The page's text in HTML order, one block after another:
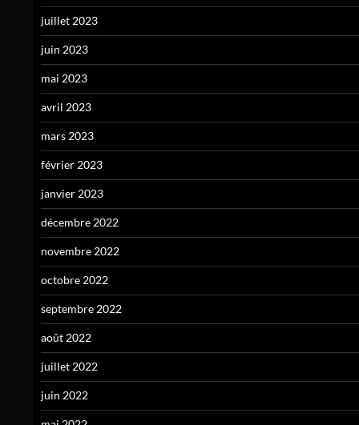
juillet 2023
juin 2023
mai 2023
avril 2023
mars 2023
février 2023
janvier 2023
décembre 2022
novembre 2022
octobre 2022
septembre 2022
août 2022
juillet 2022
juin 2022